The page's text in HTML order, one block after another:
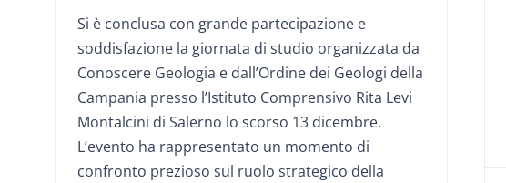
Si è conclusa con grande partecipazione e
soddisfazione la giornata di studio organizzata da
Conoscere Geologia e dall’Ordine dei Geologi della
Campania presso l’Istituto Comprensivo Rita Levi
Montalcini di Salerno lo scorso 13 dicembre.
L’evento ha rappresentato un momento di
confronto prezioso sul ruolo strategico della